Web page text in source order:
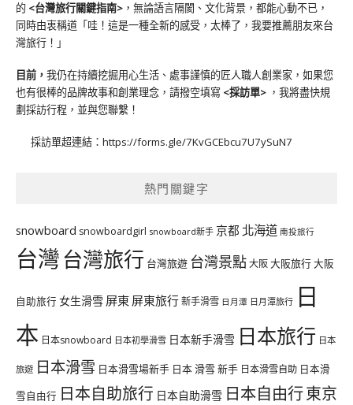
的 <台灣旅行關鍵指南> ，無論語言隔閡、文化背景，都能心動不已，
同時由衷稱道「哇！這是一種全新的感受，太棒了，我要推薦朋友來台
灣旅行！」
目前， 我仍在持續挖掘用心生活、處事謹慎的匠人職人創業家，如果您
也有很棒的品牌故事和創業理念，請撥空填寫 <採訪單> ，我將盡快規
劃採訪行程，並與您聯繫！
採訪單超連結： https://forms.gle/7KvGCEbcu7U7ySuN7
熱門關鍵字
snowboard snowboardgirl snowboard新手 京都 北海道 南投旅行
台灣台灣旅行 台灣旅遊 台灣景點大阪大阪旅行大阪
自助旅行 女生滑雪 屏東 屏東旅行新手滑雪 日月潭 日月潭旅行 日
本 日本snowboard 日本初學滑雪 日本新手滑雪 日本旅行 日本
旅遊 日本滑雪 日本滑雪場新手 日本 滑雪 新手 日本滑雪自助 日本滑
雪自由行 日本自助旅行 日本自助滑雪 日本自由行東京